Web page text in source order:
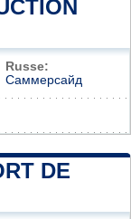
Russe:
Саммерсайд
DE